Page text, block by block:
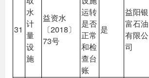
31
水
计
量
设
施
益资水
〔2018〕
73号
运转
是否
正常
和检
查台
账
是
益阳银
富石油
有限公
司